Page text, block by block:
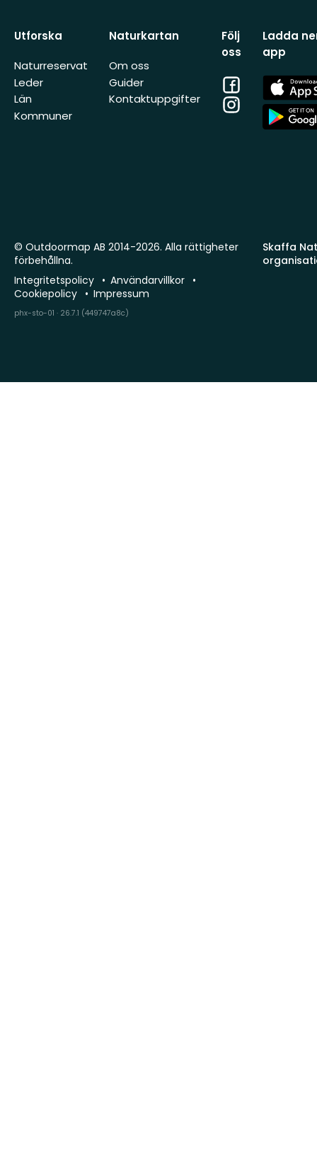
Utforska
Naturreservat
Leder
Län
Kommuner
Naturkartan
Om oss
Guider
Kontaktuppgifter
Följ
oss
Facebook
Instagram
Ladda
app
App
Store
App
Store
Skaffa
© Outdoormap AB 2014-2026. Alla rättigheter
förbehållna.
Integritetspolicy
Användarvillkor
Cookiepolicy
Impressum
phx-sto-01 · 26.7.1 (449747a8c)